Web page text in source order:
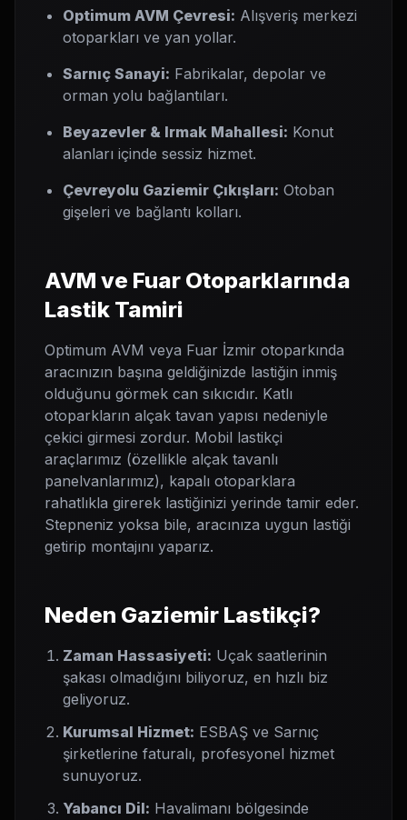
Optimum AVM Çevresi: Alışveriş merkezi
otoparkları ve yan yollar.
Sarnıç Sanayi: Fabrikalar, depolar ve
orman yolu bağlantıları.
Beyazevler & Irmak Mahallesi: Konut
alanları içinde sessiz hizmet.
Çevreyolu Gaziemir Çıkışları: Otoban
gişeleri ve bağlantı kolları.
AVM ve Fuar Otoparklarında
Lastik Tamiri
Optimum AVM veya Fuar İzmir otoparkında
aracınızın başına geldiğinizde lastiğin inmiş
olduğunu görmek can sıkıcıdır. Katlı
otoparkların alçak tavan yapısı nedeniyle
çekici girmesi zordur. Mobil lastikçi
araçlarımız (özellikle alçak tavanlı
panelvanlarımız), kapalı otoparklara
rahatlıkla girerek lastiğinizi yerinde tamir eder.
Stepneniz yoksa bile, aracınıza uygun lastiği
getirip montajını yaparız.
Neden Gaziemir Lastikçi?
Zaman Hassasiyeti: Uçak saatlerinin
şakası olmadığını biliyoruz, en hızlı biz
geliyoruz.
Kurumsal Hizmet: ESBAŞ ve Sarnıç
şirketlerine faturalı, profesyonel hizmet
sunuyoruz.
Yabancı Dil: Havalimanı bölgesinde